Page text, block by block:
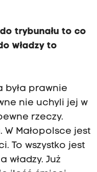
trybunału to co
władzy to
była prawnie
nie uchyli jej w
rzeczy.
Małopolsce jest
To wszystko jest
władzy. Już